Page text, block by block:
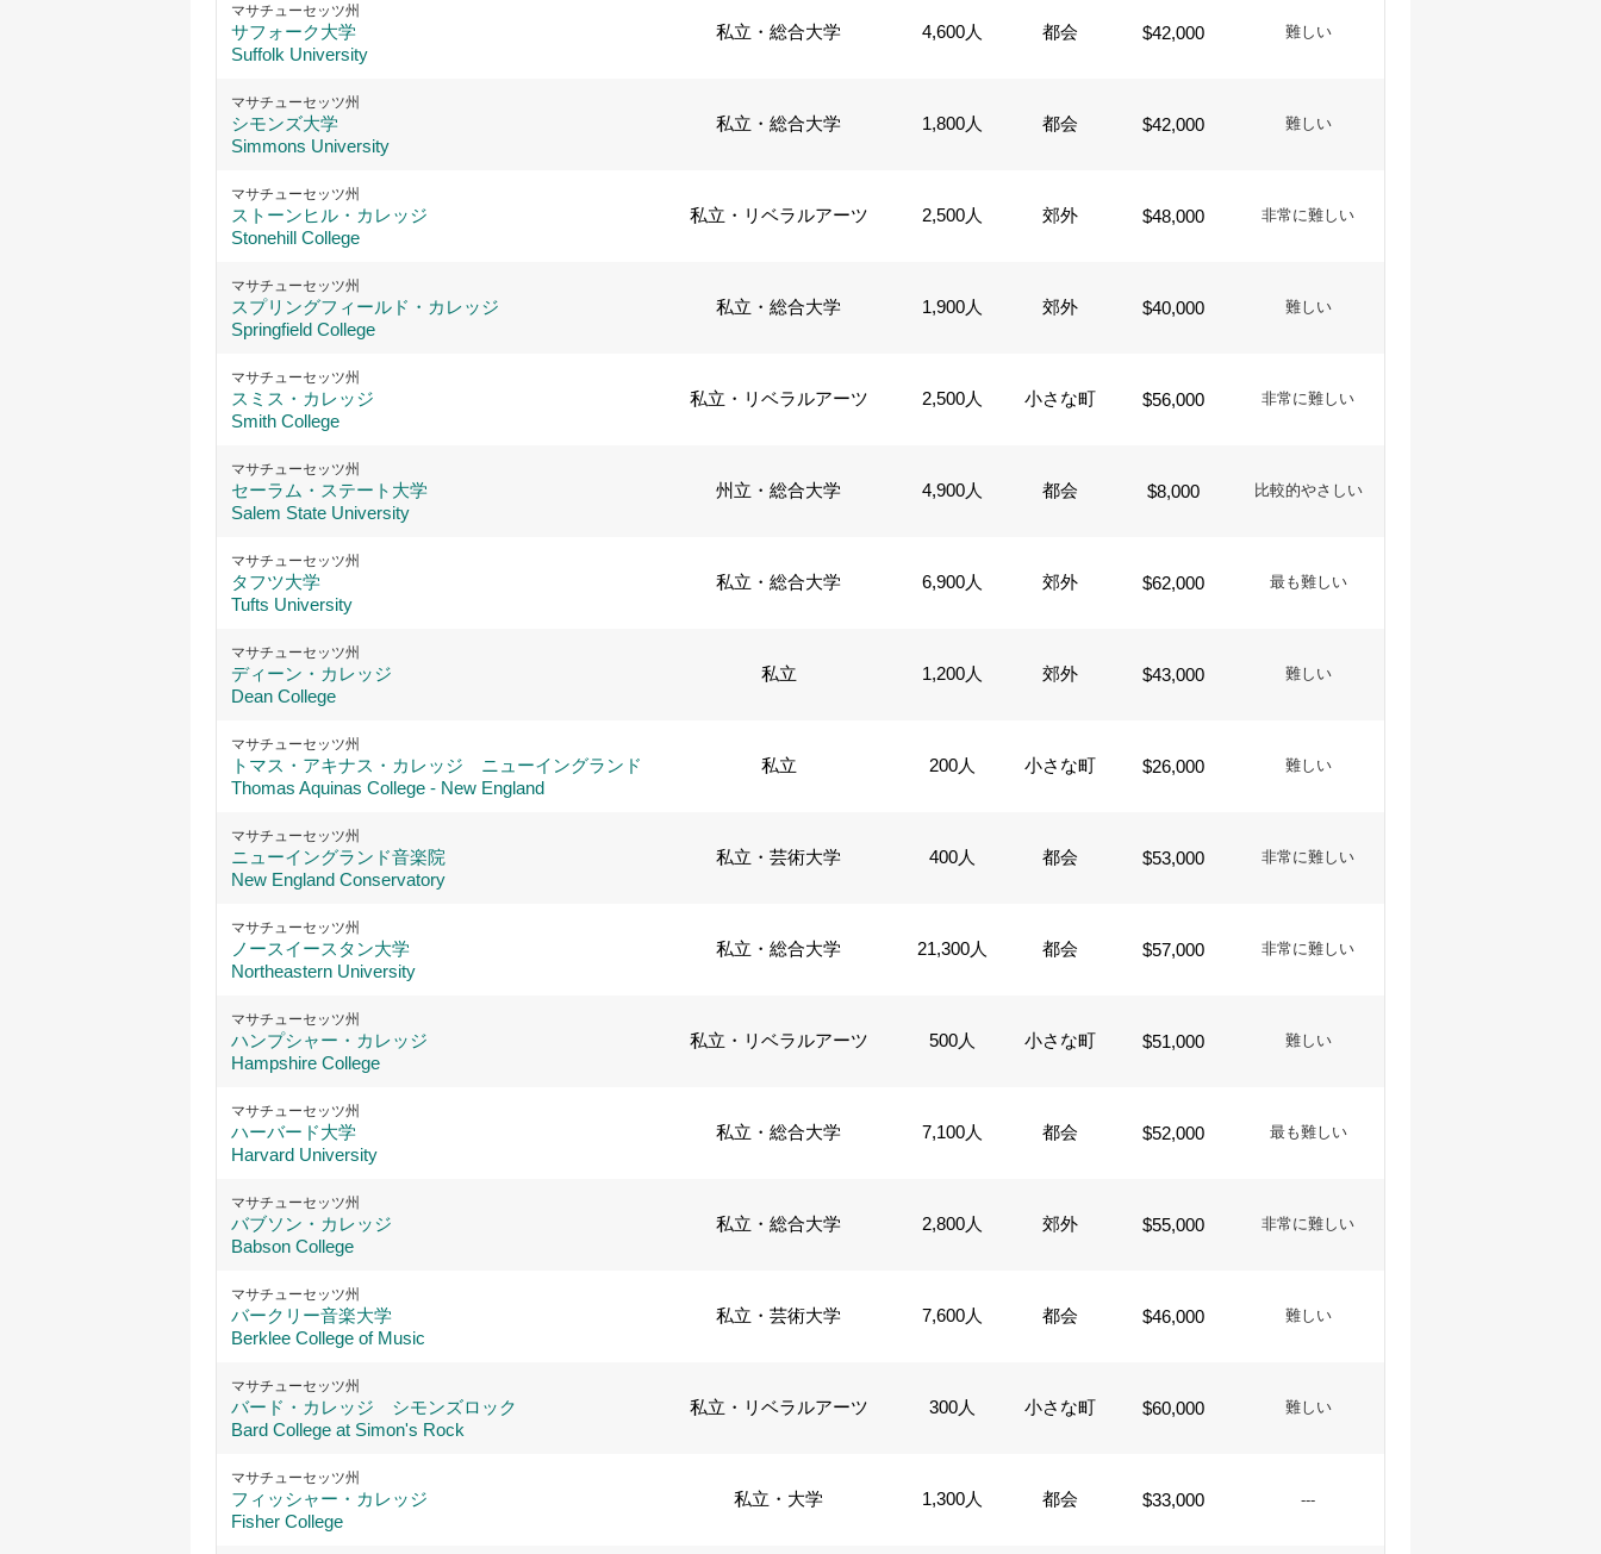
マサチューセッツ州
サフォーク大学
Suffolk University
私立・総合大学 4,600人 都会 $42,000 難しい
マサチューセッツ州
シモンズ大学
Simmons University
私立・総合大学 1,800人 都会 $42,000 難しい
マサチューセッツ州
ストーンヒル・カレッジ
Stonehill College
私立・リベラルアーツ 2,500人 郊外 $48,000 非常に難しい
マサチューセッツ州
スプリングフィールド・カレッジ
Springfield College
私立・総合大学 1,900人 郊外 $40,000 難しい
マサチューセッツ州
スミス・カレッジ
Smith College
私立・リベラルアーツ 2,500人 小さな町 $56,000 非常に難しい
マサチューセッツ州
セーラム・ステート大学
Salem State University
州立・総合大学 4,900人 都会 $8,000 比較的やさしい
マサチューセッツ州
タフツ大学
Tufts University
私立・総合大学 6,900人 郊外 $62,000 最も難しい
マサチューセッツ州
ディーン・カレッジ
Dean College
私立 1,200人 郊外 $43,000 難しい
マサチューセッツ州
トマス・アキナス・カレッジ ニューイングランド
Thomas Aquinas College - New England
私立 200人 小さな町 $26,000 難しい
マサチューセッツ州
ニューイングランド音楽院
New England Conservatory
私立・芸術大学 400人 都会 $53,000 非常に難しい
マサチューセッツ州
ノースイースタン大学
Northeastern University
私立・総合大学 21,300人 都会 $57,000 非常に難しい
マサチューセッツ州
ハンプシャー・カレッジ
Hampshire College
私立・リベラルアーツ 500人 小さな町 $51,000 難しい
マサチューセッツ州
ハーバード大学
Harvard University
私立・総合大学 7,100人 都会 $52,000 最も難しい
マサチューセッツ州
バブソン・カレッジ
Babson College
私立・総合大学 2,800人 郊外 $55,000 非常に難しい
マサチューセッツ州
バークリー音楽大学
Berklee College of Music
私立・芸術大学 7,600人 都会 $46,000 難しい
マサチューセッツ州
バード・カレッジ シモンズロック
Bard College at Simon's Rock
私立・リベラルアーツ 300人 小さな町 $60,000 難しい
マサチューセッツ州
フィッシャー・カレッジ
Fisher College
私立・大学 1,300人 都会 $33,000 ---